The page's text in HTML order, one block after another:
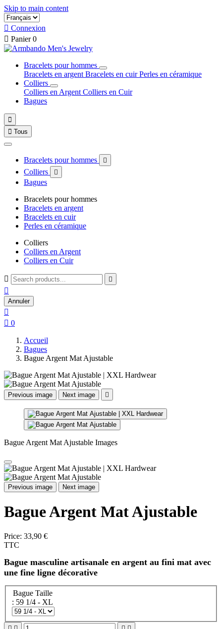
Skip to main content
 Connexion
 Panier 0
Bracelets pour hommes
Bracelets en argent Bracelets en cuirPerles en céramique
Colliers
Colliers en Argent Colliers en Cuir
Bagues

 Tous
Bracelets pour hommes 
Colliers 
Bagues
Bracelets pour hommes
Bracelets en argent
Bracelets en cuir
Perles en céramique
Colliers
Colliers en Argent
Colliers en Cuir
 

Annuler

 0
Accueil
Bagues
Bague Argent Mat Ajustable
Previous image Next image 
Bague Argent Mat Ajustable Images
Previous image Next image
Bague Argent Mat Ajustable
Price: 33,90 €
TTC
Bague masculine artisanale en argent au fini mat avec
une fine ligne décorative
Bague Taille
: 59 1/4 - XL